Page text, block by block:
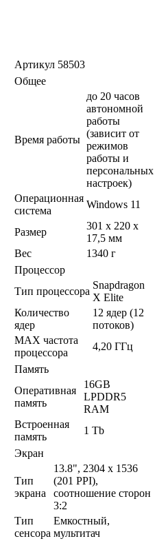
Артикул 58503
Общее
Время работы
до 20 часов
автономной
работы
(зависит от
режимов
работы и
персональных
настроек)
Операционная
система
Windows 11
Размер
301 x 220 x
17,5 мм
Вес
1340 г
Процессор
Тип процессора
Snapdragon
X Elite
Количество
ядер
12 ядер (12
потоков)
MAX частота
процессора
4,20 ГГц
Память
Оперативная
память
16GB
LPDDR5
RAM
Встроенная
память
1 Tb
Экран
Тип
экрана
13.8", 2304 x 1536
(201 PPI),
соотношение сторон
3:2
Тип
сенсора
Емкостный,
мультитач